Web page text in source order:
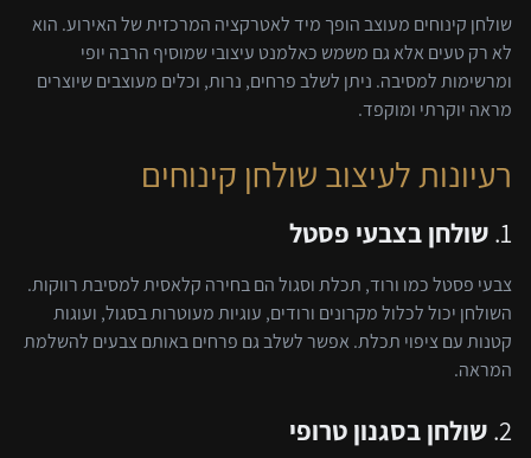
שולחן קינוחים מעוצב הופך מיד לאטרקציה המרכזית של האירוע. הוא
לא רק טעים אלא גם משמש כאלמנט עיצובי שמוסיף הרבה יופי
ומרשימות למסיבה. ניתן לשלב פרחים, נרות, וכלים מעוצבים שיוצרים
מראה יוקרתי ומוקפד.
רעיונות לעיצוב שולחן קינוחים
1. שולחן בצבעי פסטל
צבעי פסטל כמו ורוד, תכלת וסגול הם בחירה קלאסית למסיבת רווקות.
השולחן יכול לכלול מקרונים ורודים, עוגיות מעוטרות בסגול, ועוגות
קטנות עם ציפוי תכלת. אפשר לשלב גם פרחים באותם צבעים להשלמת
המראה.
2. שולחן בסגנון טרופי